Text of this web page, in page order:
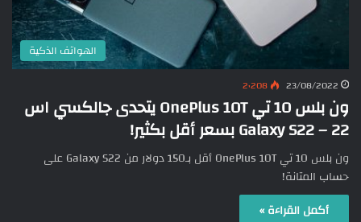
الهواتف الذكية
23/08/2022 2٬208
ون بلس 10 تي OnePlus 10T يتحدى جالكسي اس
22 – Galaxy S22 بسعر أقل بكثير!
ون بلس 10 تي OnePlus 10T أقل بـ150 دولار من Galaxy S22 على
حساب المتانة!
أكمل القراءة »